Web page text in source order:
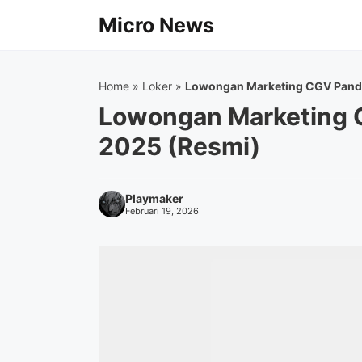
Micro News
Home » Loker » Lowongan Marketing CGV
Lowongan Marketing
2025 (Resmi)
Playmaker
Februari 19, 2026